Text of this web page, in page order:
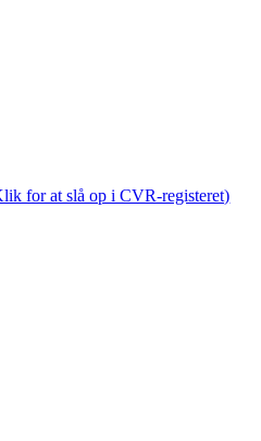
for at slå op i CVR-registeret)